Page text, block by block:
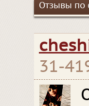
Отзывы по
31-